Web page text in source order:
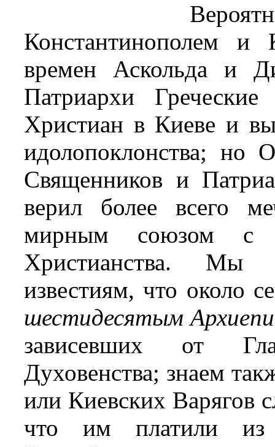
Константинополем и
времен Аскольда и
Патриархи
Христиан в Киеве и
идолопоклонства; но
Священников и
верил более всего
мирным союзом с
Христианства. Мы
известиям, что около
шестидесятым
зависевших от
Духовенства; знаем
или Киевских Варягов
что им платили из